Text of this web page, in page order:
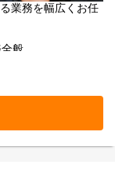
業務を幅広くお任
般